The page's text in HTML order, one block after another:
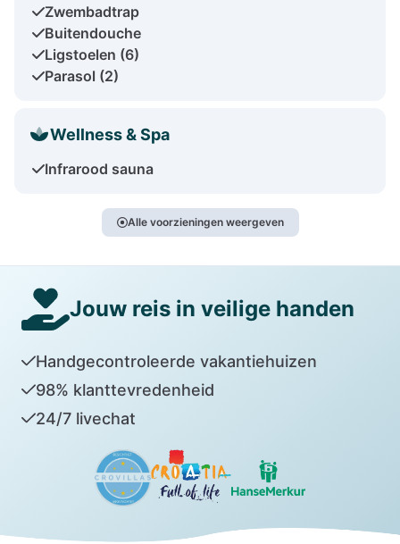
Zwembadtrap
Buitendouche
Ligstoelen (6)
Parasol (2)
Wellness & Spa
Infrarood sauna
Alle voorzieningen weergeven
Jouw reis in veilige handen
Handgecontroleerde vakantiehuizen
98% klanttevredenheid
24/7 livechat